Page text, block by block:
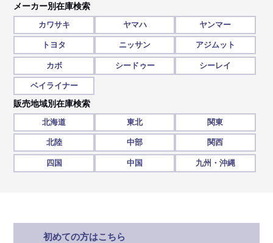
メーカー別在庫検索
カワサキ ヤマハ ヤンマー
トヨタ ニッサン アジムット
カボ シードゥー シーレイ
ベイライナー
販売地域別在庫検索
北海道 東北 関東
北陸 中部 関西
四国 中国 九州・沖縄
初めての方はこちら